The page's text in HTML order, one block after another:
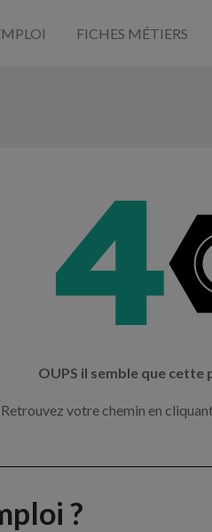
FICHES MÉTIERS
OUPS il semble que cette
Retrouvez votre chemin en
?